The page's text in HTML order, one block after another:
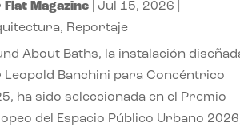
Flat Magazine| Jul 15, 2026
, Reportaje
About Baths, la instalación
Leopold Banchini para Concéntrico
ha sido seleccionada en el Premio
del Espacio Público Urbano